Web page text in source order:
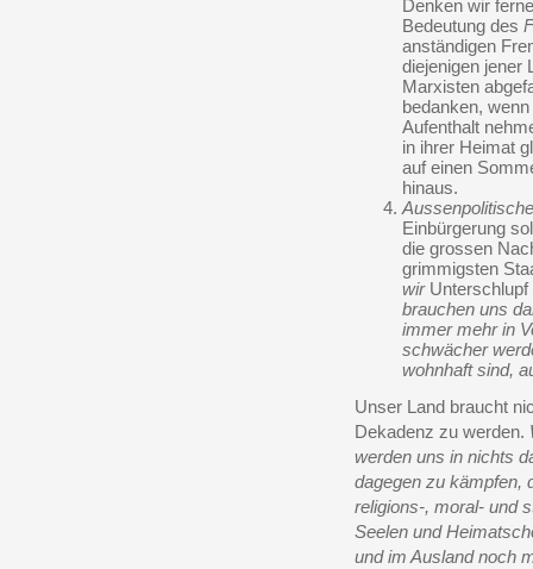
Denken wir
Bedeutung des
anständigen
diejenigen jener
Marxisten
bedanken,
Aufenthalt
in ihrer Heimat
auf einen
hinaus.
Einbürgerung
die grossen
grimmigsten
wirUnterschlupf
brauchen uns
immer mehr in
schwächer
wohnhaft sind,
Unser Land braucht
Dekadenz zu werden.
werden uns in nichts
dagegen zu kämpfen,
religions-, moral- und
Seelen und
und im Ausland noch